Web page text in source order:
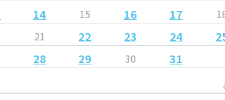
14 15 16 17
21 22 23 24
28 29 30 31